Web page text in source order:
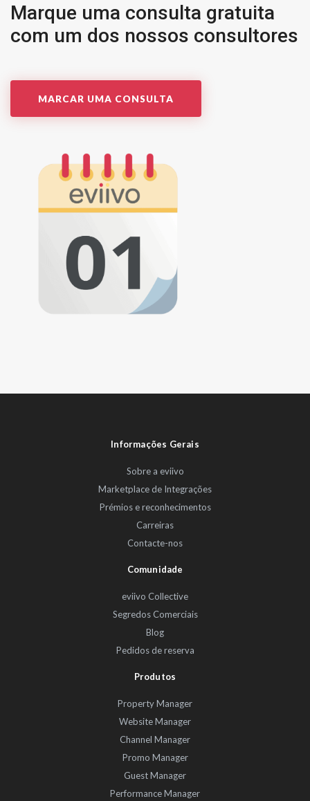
Marque uma consulta gratuita
com um dos nossos consultores
MARCAR UMA CONSULTA
Informações Gerais
Sobre a eviivo
Marketplace de Integrações
Prémios e reconhecimentos
Carreiras
Contacte-nos
Comunidade
eviivo Collective
Segredos Comerciais
Blog
Pedidos de reserva
Produtos
Property Manager
Website Manager
Channel Manager
Promo Manager
Guest Manager
Performance Manager